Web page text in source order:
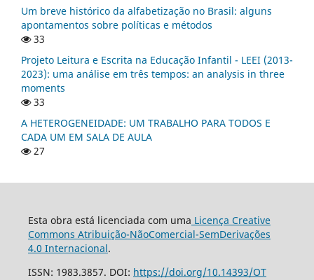
Um breve histórico da alfabetização no Brasil: alguns
apontamentos sobre políticas e métodos
33
Projeto Leitura e Escrita na Educação Infantil - LEEI (2013-
2023): uma análise em três tempos: an analysis in three
moments
33
A HETEROGENEIDADE: UM TRABALHO PARA TODOS E
CADA UM EM SALA DE AULA
27
Esta obra está licenciada com uma Licença Creative
Commons Atribuição-NãoComercial-SemDerivações
4.0 Internacional.
ISSN: 1983.3857. DOI: https://doi.org/10.14393/OT